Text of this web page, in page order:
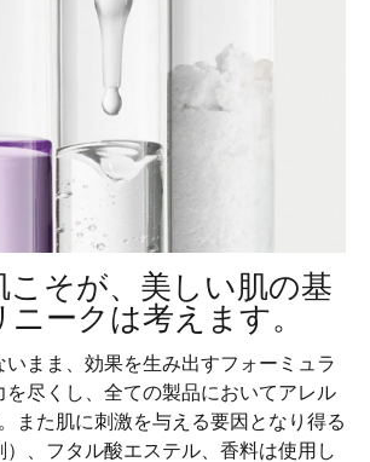
こそが、美しい肌の基
ークは考えます。
いまま、効果を生み出すフォーミュラ
を尽くし、全ての製品においてアレル
また肌に刺激を与える要因となり得る
、フタル酸エステル、香料は使用し